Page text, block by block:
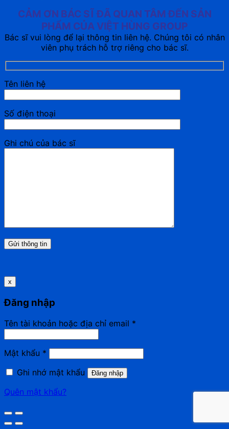
CẢM ƠN BÁC SĨ ĐÃ QUAN TÂM ĐẾN SẢN
PHẨM CỦA VIỆT HÙNG GROUP
Bác sĩ vui lòng để lại thông tin liên hệ. Chúng tôi có nhân
viên phụ trách hỗ trợ riêng cho bác sĩ.
Tên liên hệ
Số điện thoại
Ghi chú của bác sĩ
x
Đăng nhập
Tên tài khoản hoặc địa chỉ email *
Mật khẩu *
Ghi nhớ mật khẩu
Đăng nhập
Quên mật khẩu?